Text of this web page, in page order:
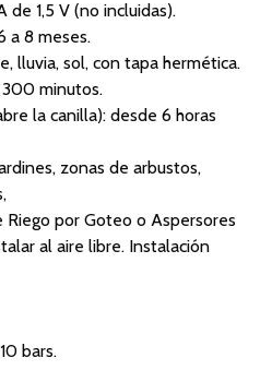
de 1,5 V (no incluidas).
a 8 meses.
lluvia, sol, con tapa hermética.
300 minutos.
la canilla): desde 6 horas
zonas de arbustos,
Riego por Goteo o Aspersores
al aire libre. Instalación
bars.